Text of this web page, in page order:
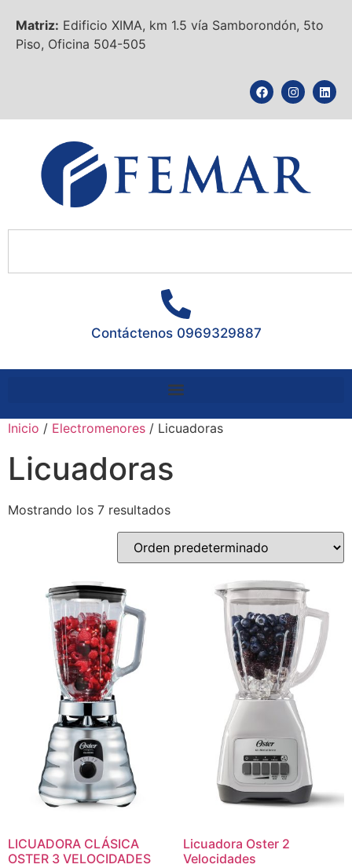
Matriz: Edificio XIMA, km 1.5 vía Samborondón, 5to
Piso, Oficina 504-505
Contáctenos 0969329887
Inicio / Electromenores / Licuadoras
Licuadoras
Mostrando los 7 resultados
LICUADORA CLÁSICA
OSTER 3 VELOCIDADES
Licuadora Oster 2
Velocidades